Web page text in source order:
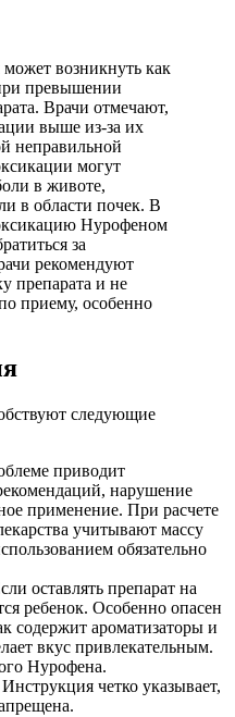
возникнуть как
превышении
Врачи отмечают,
выше из-за их
неправильной
могут
в животе,
в области почек. В
Нурофеном
за
рекомендуют
препарата и не
приему, особенно
следующие
приводит
нарушение
применение. При расчете
учитывают массу
обязательно
оставлять препарат на
ребенок. Особенно опасен
содержит ароматизаторы и
вкус привлекательным.
Нурофена.
четко указывает,